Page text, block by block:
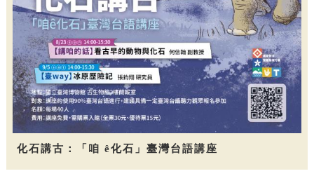
化石講古：「咱 ê化石」臺灣台語講座